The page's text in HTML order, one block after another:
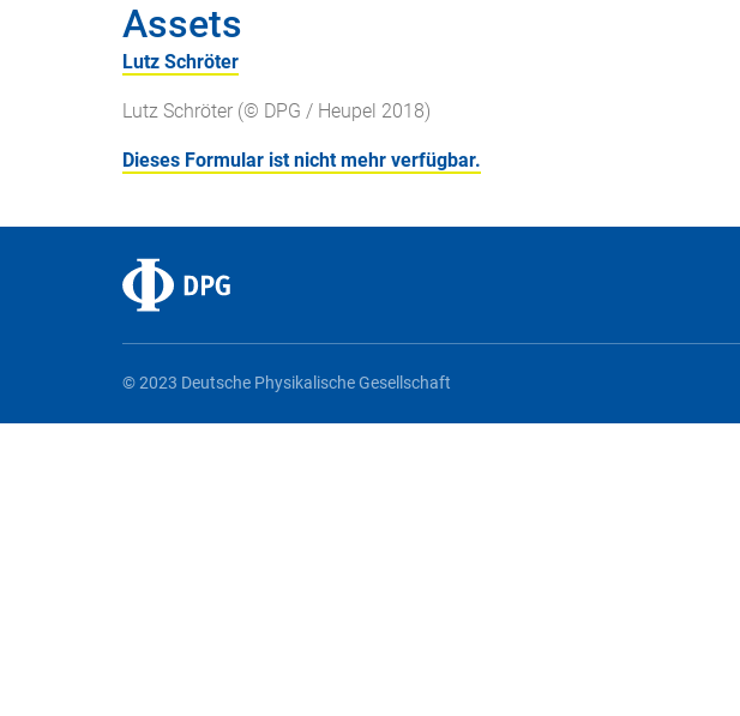
Assets
Lutz Schröter
Lutz Schröter (© DPG / Heupel 2018)
Dieses Formular ist nicht mehr verfügbar.
© 2023 Deutsche Physikalische Gesellschaft